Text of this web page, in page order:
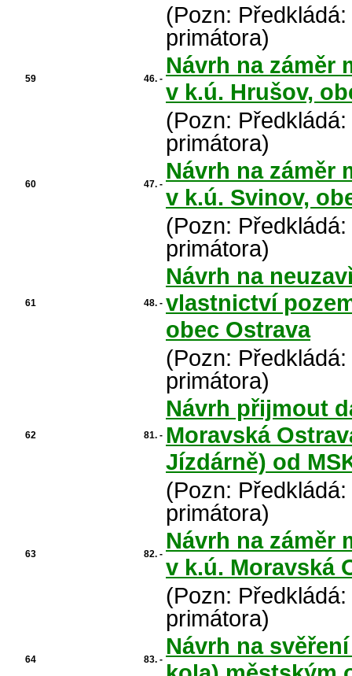
(Pozn:
primátora)
59 46. -
Návrh na záměr
v k.ú. Hrušov,
(Pozn:
primátora)
60 47. -
Návrh na záměr
v k.ú. Svinov,
(Pozn:
primátora)
61 48. -
Návrh na
vlastnictví
obec Ostrava
(Pozn:
primátora)
62 81. -
Návrh přijmout
Moravská
Jízdárně) od
(Pozn:
primátora)
63 82. -
Návrh na záměr
v k.ú. Moravská
(Pozn:
primátora)
64 83. -
Návrh na